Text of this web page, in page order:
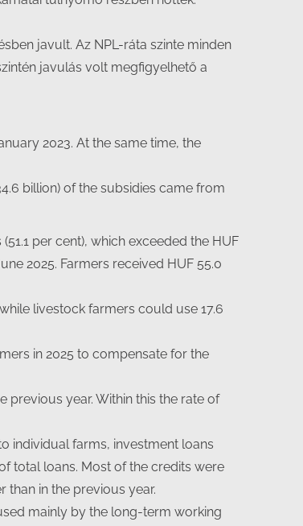
javult. Az NPL-ráta szinte minden
javulás volt megfigyelhető a
2023. At the same time, the
billion) of the subsidies came from
per cent), which exceeded the HUF
2025. Farmers received HUF 55.0
livestock farmers could use 17.6
in 2025 to compensate for the
previous year. Within this the rate of
individual farms, investment loans
total loans. Most of the credits were
in the previous year.
mainly by the long-term working